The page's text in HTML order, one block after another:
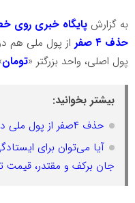
به گزارشپایگاه خبری روی
حذف ۴ صفر
از پول ملی هم
پول اصلی، واحد بزرگتر «تومان
بیشتر بخوانید:
حذف ۴صفر از پول ملی در ایستگاه آخر
آیا می‌توان برای
جان برکف و مقتدر، قیمت